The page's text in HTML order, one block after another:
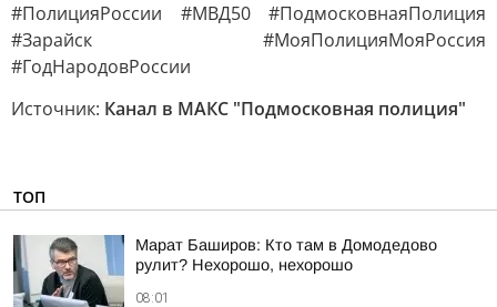
#ПолицияРоссии #МВД50 #ПодмосковнаяПолиция
#Зарайск #МояПолицияМояРоссия
#ГодНародовРоссии
Источник: Канал в МАКС "Подмосковная полиция"
ТОП
Марат Баширов: Кто там в Домодедово
рулит? Нехорошо, нехорошо
08:01